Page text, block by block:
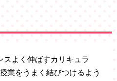
スよく伸ばすカリキュラ
業をうまく結びつけるよう